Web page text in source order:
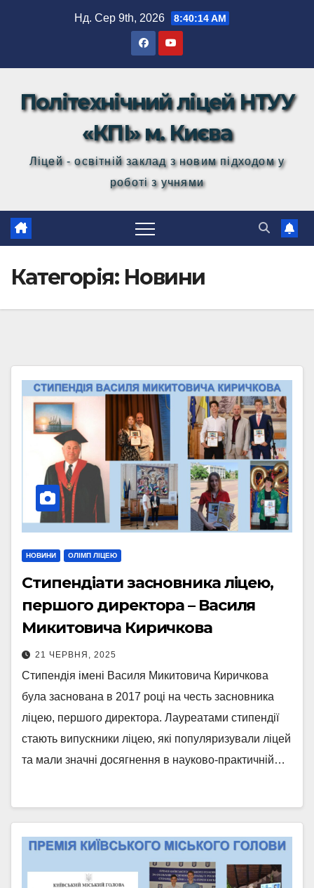
Нд. Сер 9th, 2026 8:40:15 AM
Політехнічний ліцей НТУУ
«КПІ» м. Києва
Ліцей - освітній заклад з новим підходом у
роботі з учнями
Категорія: Новини
НОВИНИ ОЛІМП ЛІЦЕЮ
Стипендіати засновника ліцею,
першого директора – Василя
Микитовича Киричкова
21 ЧЕРВНЯ, 2025
Стипендія імені Василя Микитовича Киричкова
була заснована в 2017 році на честь засновника
ліцею, першого директора. Лауреатами стипендії
стають випускники ліцею, які популяризували ліцей
та мали значні досягнення в науково-практичній…